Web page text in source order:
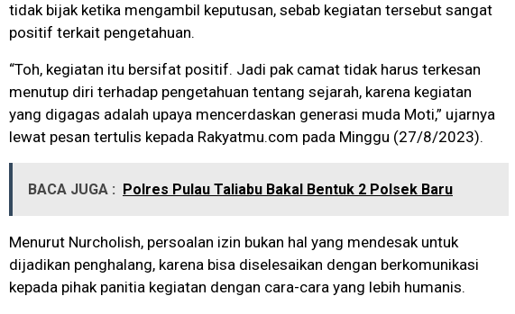
tidak bijak ketika mengambil keputusan, sebab kegiatan tersebut sangat
positif terkait pengetahuan.
“Toh, kegiatan itu bersifat positif. Jadi pak camat tidak harus terkesan
menutup diri terhadap pengetahuan tentang sejarah, karena kegiatan
yang digagas adalah upaya mencerdaskan generasi muda Moti,” ujarnya
lewat pesan tertulis kepada Rakyatmu.com pada Minggu (27/8/2023).
BACA JUGA : Polres Pulau Taliabu Bakal Bentuk 2 Polsek Baru
Menurut Nurcholish, persoalan izin bukan hal yang mendesak untuk
dijadikan penghalang, karena bisa diselesaikan dengan berkomunikasi
kepada pihak panitia kegiatan dengan cara-cara yang lebih humanis.